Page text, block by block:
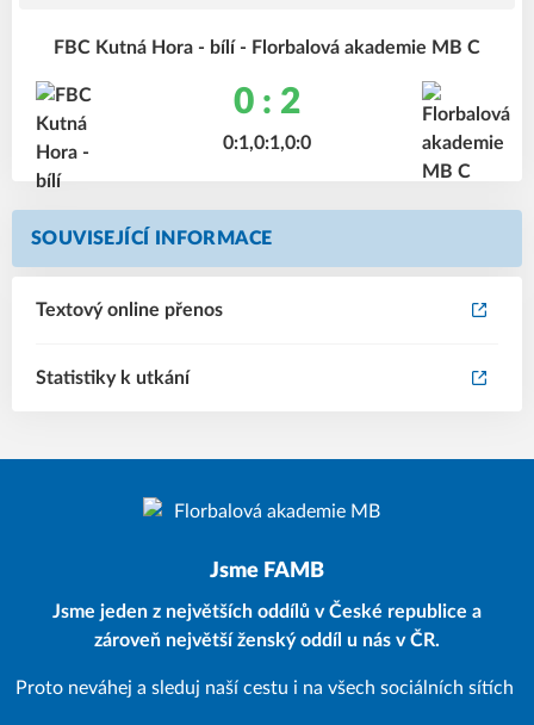
FBC Kutná Hora - bílí - Florbalová akademie MB C
0 : 2
0:1,0:1,0:0
SOUVISEJÍCÍ INFORMACE
Textový online přenos
Statistiky k utkání
Jsme FAMB
Jsme jeden z největších oddílů v České republice a
zároveň největší ženský oddíl u nás v ČR.
Proto neváhej a sleduj naší cestu i na všech sociálních sítích